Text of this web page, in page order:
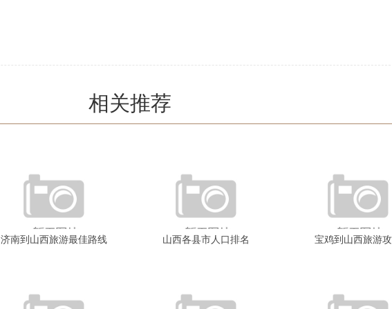
相关推荐
济南到山西旅游最佳路线 山西各县市人口排名 宝鸡到山西旅游